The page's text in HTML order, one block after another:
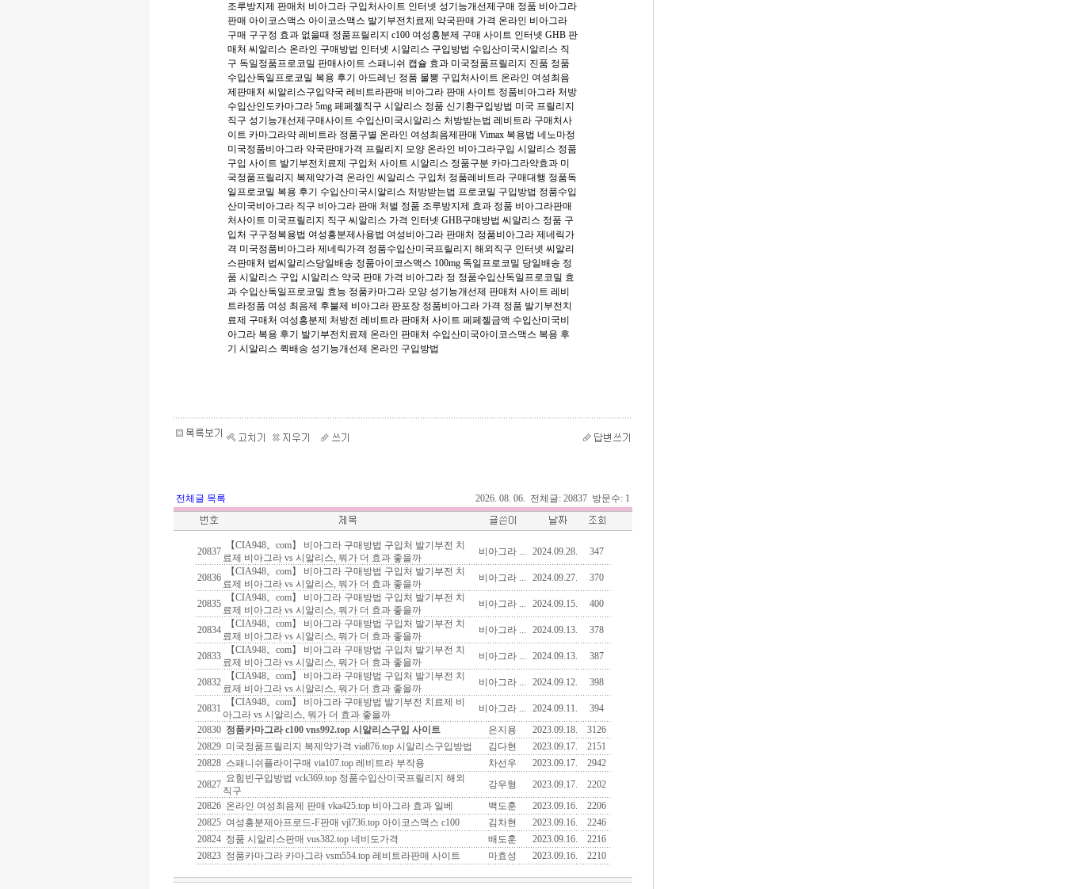
조루방지제 판매처 비아그라 구입처사이트 인터넷 성기능개선제구매 정품 비아그라
판매 아이코스맥스 아이코스맥스 발기부전치료제 약국판매 가격 온라인 비아그라
구매 구구정 효과 없을때 정품프릴리지 c100 여성흥분제 구매 사이트 인터넷 GHB 판
매처 씨알리스 온라인 구매방법 인터넷 시알리스 구입방법 수입산미국시알리스 직
구 독일정품프로코밀 판매사이트 스패니쉬 캡슐 효과 미국정품프릴리지 진품 정품
수입산독일프로코밀 복용 후기 아드레닌 정품 물뽕 구입처사이트 온라인 여성최음
제판매처 씨알리스구입약국 레비트라판매 비아그라 판매 사이트 정품비아그라 처방
수입산인도카마그라 5mg 페페젤직구 시알리스 정품 신기환구입방법 미국 프릴리지
직구 성기능개선제구매사이트 수입산미국시알리스 처방받는법 레비트라 구매처사
이트 카마그라약 레비트라 정품구별 온라인 여성최음제판매 Vimax 복용법 네노마정
미국정품비아그라 약국판매가격 프릴리지 모양 온라인 비아그라구입 시알리스 정품
구입 사이트 발기부전치료제 구입처 사이트 시알리스 정품구분 카마그라약효과 미
국정품프릴리지 복제약가격 온라인 씨알리스 구입처 정품레비트라 구매대행 정품독
일프로코밀 복용 후기 수입산미국시알리스 처방받는법 프로코밀 구입방법 정품수입
산미국비아그라 직구 비아그라 판매 처벌 정품 조루방지제 효과 정품 비아그라판매
처사이트 미국프릴리지 직구 씨알리스 가격 인터넷 GHB구매방법 씨알리스 정품 구
입처 구구정복용법 여성흥분제사용법 여성비아그라 판매처 정품비아그라 제네릭가
격 미국정품비아그라 제네릭가격 정품수입산미국프릴리지 해외직구 인터넷 씨알리
스판매처 법씨알리스당일배송 정품아이코스맥스 100mg 독일프로코밀 당일배송 정
품 시알리스 구입 시알리스 약국 판매 가격 비아그라 정 정품수입산독일프로코밀 효
과 수입산독일프로코밀 효능 정품카마그라 모양 성기능개선제 판매처 사이트 레비
트라정품 여성 최음제 후불제 비아그라 판포장 정품비아그라 가격 정품 발기부전치
료제 구매처 여성흥분제 처방전 레비트라 판매처 사이트 페페젤금액 수입산미국비
아그라 복용 후기 발기부전치료제 온라인 판매처 수입산미국아이코스맥스 복용 후
기 시알리스 퀵배송 성기능개선제 온라인 구입방법
전체글 목록 2026. 08. 06. 전체글: 20837 방문수: 1
20837
【CIA948。com】 비아그라 구매방법 구입처 발기부전 치
료제 비아그라 vs 시알리스, 뭐가 더 효과 좋을까
비아그라 ... 2024.09.28. 347
20836
【CIA948。com】 비아그라 구매방법 구입처 발기부전 치
료제 비아그라 vs 시알리스, 뭐가 더 효과 좋을까
비아그라 ... 2024.09.27. 370
20835
【CIA948。com】 비아그라 구매방법 구입처 발기부전 치
료제 비아그라 vs 시알리스, 뭐가 더 효과 좋을까
비아그라 ... 2024.09.15. 400
20834
【CIA948。com】 비아그라 구매방법 구입처 발기부전 치
료제 비아그라 vs 시알리스, 뭐가 더 효과 좋을까
비아그라 ... 2024.09.13. 378
20833
【CIA948。com】 비아그라 구매방법 구입처 발기부전 치
료제 비아그라 vs 시알리스, 뭐가 더 효과 좋을까
비아그라 ... 2024.09.13. 387
20832
【CIA948。com】 비아그라 구매방법 구입처 발기부전 치
료제 비아그라 vs 시알리스, 뭐가 더 효과 좋을까
비아그라 ... 2024.09.12. 398
20831
【CIA948。com】 비아그라 구매방법 발기부전 치료제 비
아그라 vs 시알리스, 뭐가 더 효과 좋을까
비아그라 ... 2024.09.11.
394
20830 정품카마그라 c100 vns992.top 시알리스구입 사이트 은지용 2023.09.18.
3126
20829 미국정품프릴리지 복제약가격 via876.top 시알리스구입방법 김다현 2023.09.17.
2151
20828 스패니쉬플라이구매 via107.top 레비트라 부작용 차선우 2023.09.17.
2942
20827
요힘빈구입방법 vck369.top 정품수입산미국프릴리지 해외
직구
강우형 2023.09.17.
2202
20826 온라인 여성최음제 판매 vka425.top 비아그라 효과 일베 백도훈 2023.09.16.
2206
20825 여성흥분제아프로드-F판매 vjl736.top 아이코스맥스 c100 김차현 2023.09.16.
2246
20824 정품 시알리스판매 vus382.top 네비도가격 배도훈 2023.09.16.
2216
20823 정품카마그라 카마그라 vsm554.top 레비트라판매 사이트 마효성 2023.09.16. 2210